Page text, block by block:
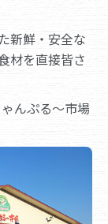
新鮮・安全な
材を直接皆さ
んぷる～市場